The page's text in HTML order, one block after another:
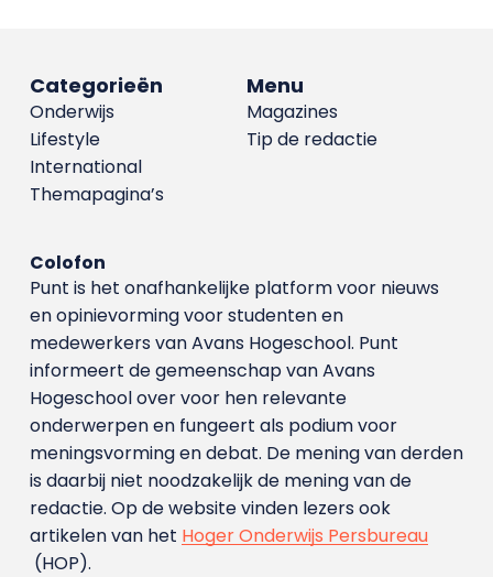
Menu
Magazines
Tip de redactie
Categorieën
Onderwijs
Lifestyle
International
Themapagina’s
Colofon
Punt is het onafhankelijke platform voor nieuws
en opinievorming voor studenten en
medewerkers van Avans Hoge­school. Punt
informeert de gemeenschap van Avans
Hogeschool over voor hen relevante
onderwerpen en fungeert als podium voor
meningsvorming en debat. De mening van derden
is daarbij niet noodzakelijk de mening van de
redactie. Op de website vinden lezers ook
artikelen van het Hoger Onderwijs Persbureau
(HOP).